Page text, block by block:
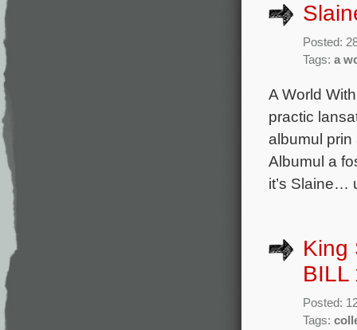
Posted:
Tags: a
A World
practic
albumul prin
Albumul a
it’s Slaine…
King
BILL
Posted:
Tags: